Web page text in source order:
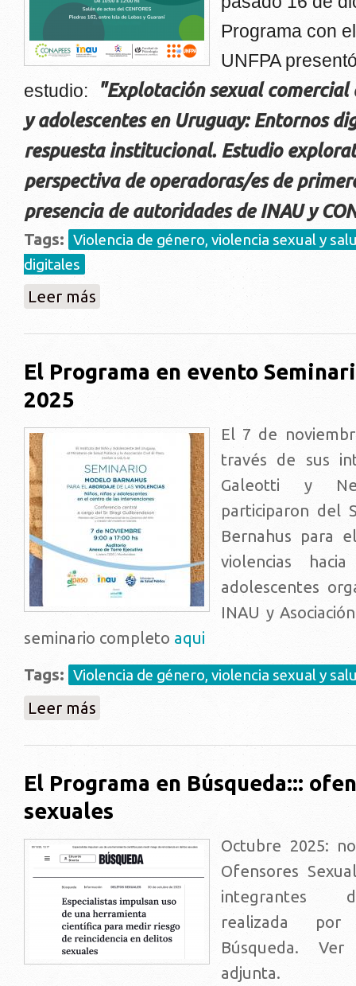
Programa con
UNFPA
estudio:
"Explotación sexual comercial
y adolescentes en Uruguay: Entornos
respuesta institucional. Estudio
perspectiva de operadoras/es de
presencia de autoridades de INAU y
Tags: Violencia de género, violencia sexual y
digitales
Leer más sobre Nueva Publicación Programa::: Explotación
El Programa en evento
2025
El 7 de
través de sus
Galeotti y
participaron del
Bernahus para
violencias
adolescentes
INAU y
seminario completo aqui
Tags: Violencia de género, violencia sexual y
Leer más
El Programa en Búsqueda:::
sexuales
Octubre 2025:
Ofensores
integrantes
realizada
Búsqueda.
adjunta.